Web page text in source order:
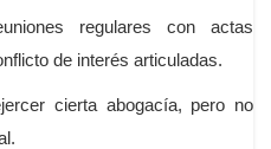
regulares con actas
de interés articuladas.
cierta abogacía, pero no